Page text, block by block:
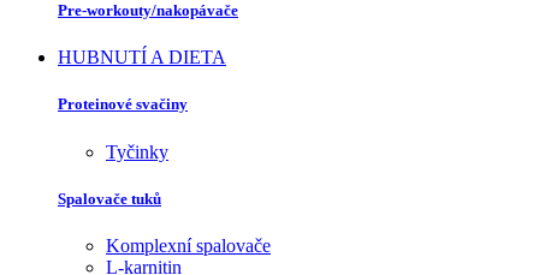
Pre-workouty/nakopávače
HUBNUTÍ A DIETA
Proteinové svačiny
Tyčinky
Spalovače tuků
Komplexní spalovače
L-karnitin